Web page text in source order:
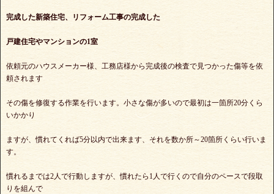
完成した新築住宅、リフォーム工事の完成した
戸建住宅やマンションの1室
依頼元のハウスメーカー様、工務店様から完成後の検査で見つかった傷等を依
頼されます
その傷を修復する作業を行います。小さな傷が多いので最初は一箇所20分くら
いかかり
ますが、慣れてくれば5分以内で出来ます、それを数か所～20箇所くらい行いま
す。
慣れるまでは2人で行動しますが、慣れたら1人で行くので自分のペースで段取
りを組んで